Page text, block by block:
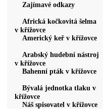
Zajímavé odkazy
Africká kočkovitá šelma
v křížovce
Americký keř v křížovce
Arabský hudební nástroj
v křížovce
Bahenní pták v křížovce
Bývalá jednotka tlaku v
křížovce
Náš spisovatel v křížovce